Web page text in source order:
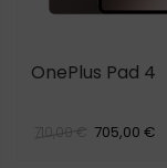
OnePlus Pad 4
710,00 € 705,00 €